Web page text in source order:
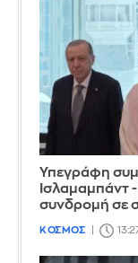
Υπεγράφη
Ισλαμαμπάντ
συνδρομή σε
ΚΟΣΜΟΣ